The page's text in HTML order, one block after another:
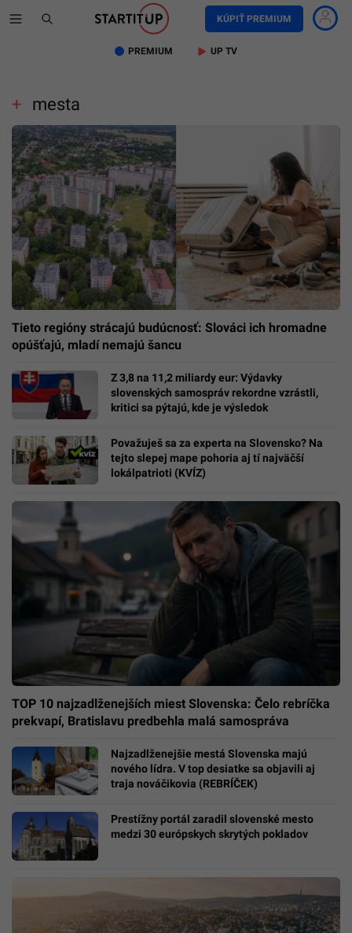
KÚPIŤ PREMIUM
PREMIUM UP TV
mesta
Tieto regióny strácajú budúcnosť: Slováci ich hromadne
opúšťajú, mladí nemajú šancu
Z 3,8 na 11,2 miliardy eur: Výdavky
slovenských samospráv rekordne vzrástli,
kritici sa pýtajú, kde je výsledok
Považuješ sa za experta na Slovensko? Na
tejto slepej mape pohoria aj tí najväčší
lokálpatrioti (KVÍZ)
TOP 10 najzadlženejších miest Slovenska: Čelo rebríčka
prekvapí, Bratislavu predbehla malá samospráva
Najzadlženejšie mestá Slovenska majú
nového lídra. V top desiatke sa objavili aj
traja nováčikovia (REBRÍČEK)
Prestížny portál zaradil slovenské mesto
medzi 30 európskych skrytých pokladov